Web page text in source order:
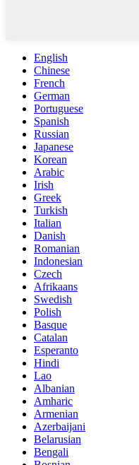
English
Chinese
French
German
Portuguese
Spanish
Russian
Japanese
Korean
Arabic
Irish
Greek
Turkish
Italian
Danish
Romanian
Indonesian
Czech
Afrikaans
Swedish
Polish
Basque
Catalan
Esperanto
Hindi
Lao
Albanian
Amharic
Armenian
Azerbaijani
Belarusian
Bengali